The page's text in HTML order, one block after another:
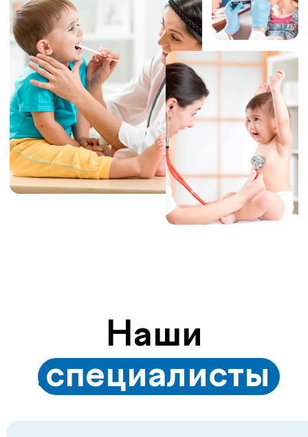
Наши
.специалисты